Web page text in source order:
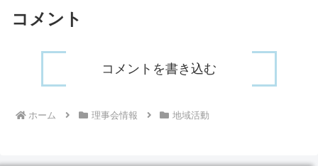
コメント
コメントを書き込む
ホーム 理事会情報 地域活動